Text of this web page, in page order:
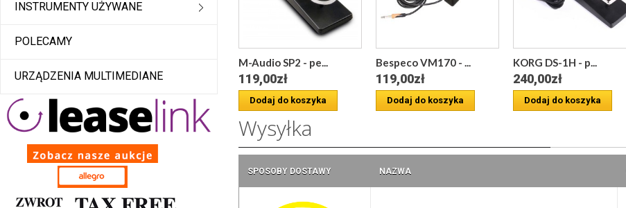
INSTRUMENTY UŻYWANE
POLECAMY
URZĄDZENIA MULTIMEDIANE
M-Audio SP2 - pe...
119,00zł
Dodaj do koszyka
Bespeco VM170 - ...
119,00zł
Dodaj do koszyka
KORG DS-1H - p...
240,00zł
Dodaj do koszyka
Wysyłka
SPOSOBY DOSTAWY NAZWA